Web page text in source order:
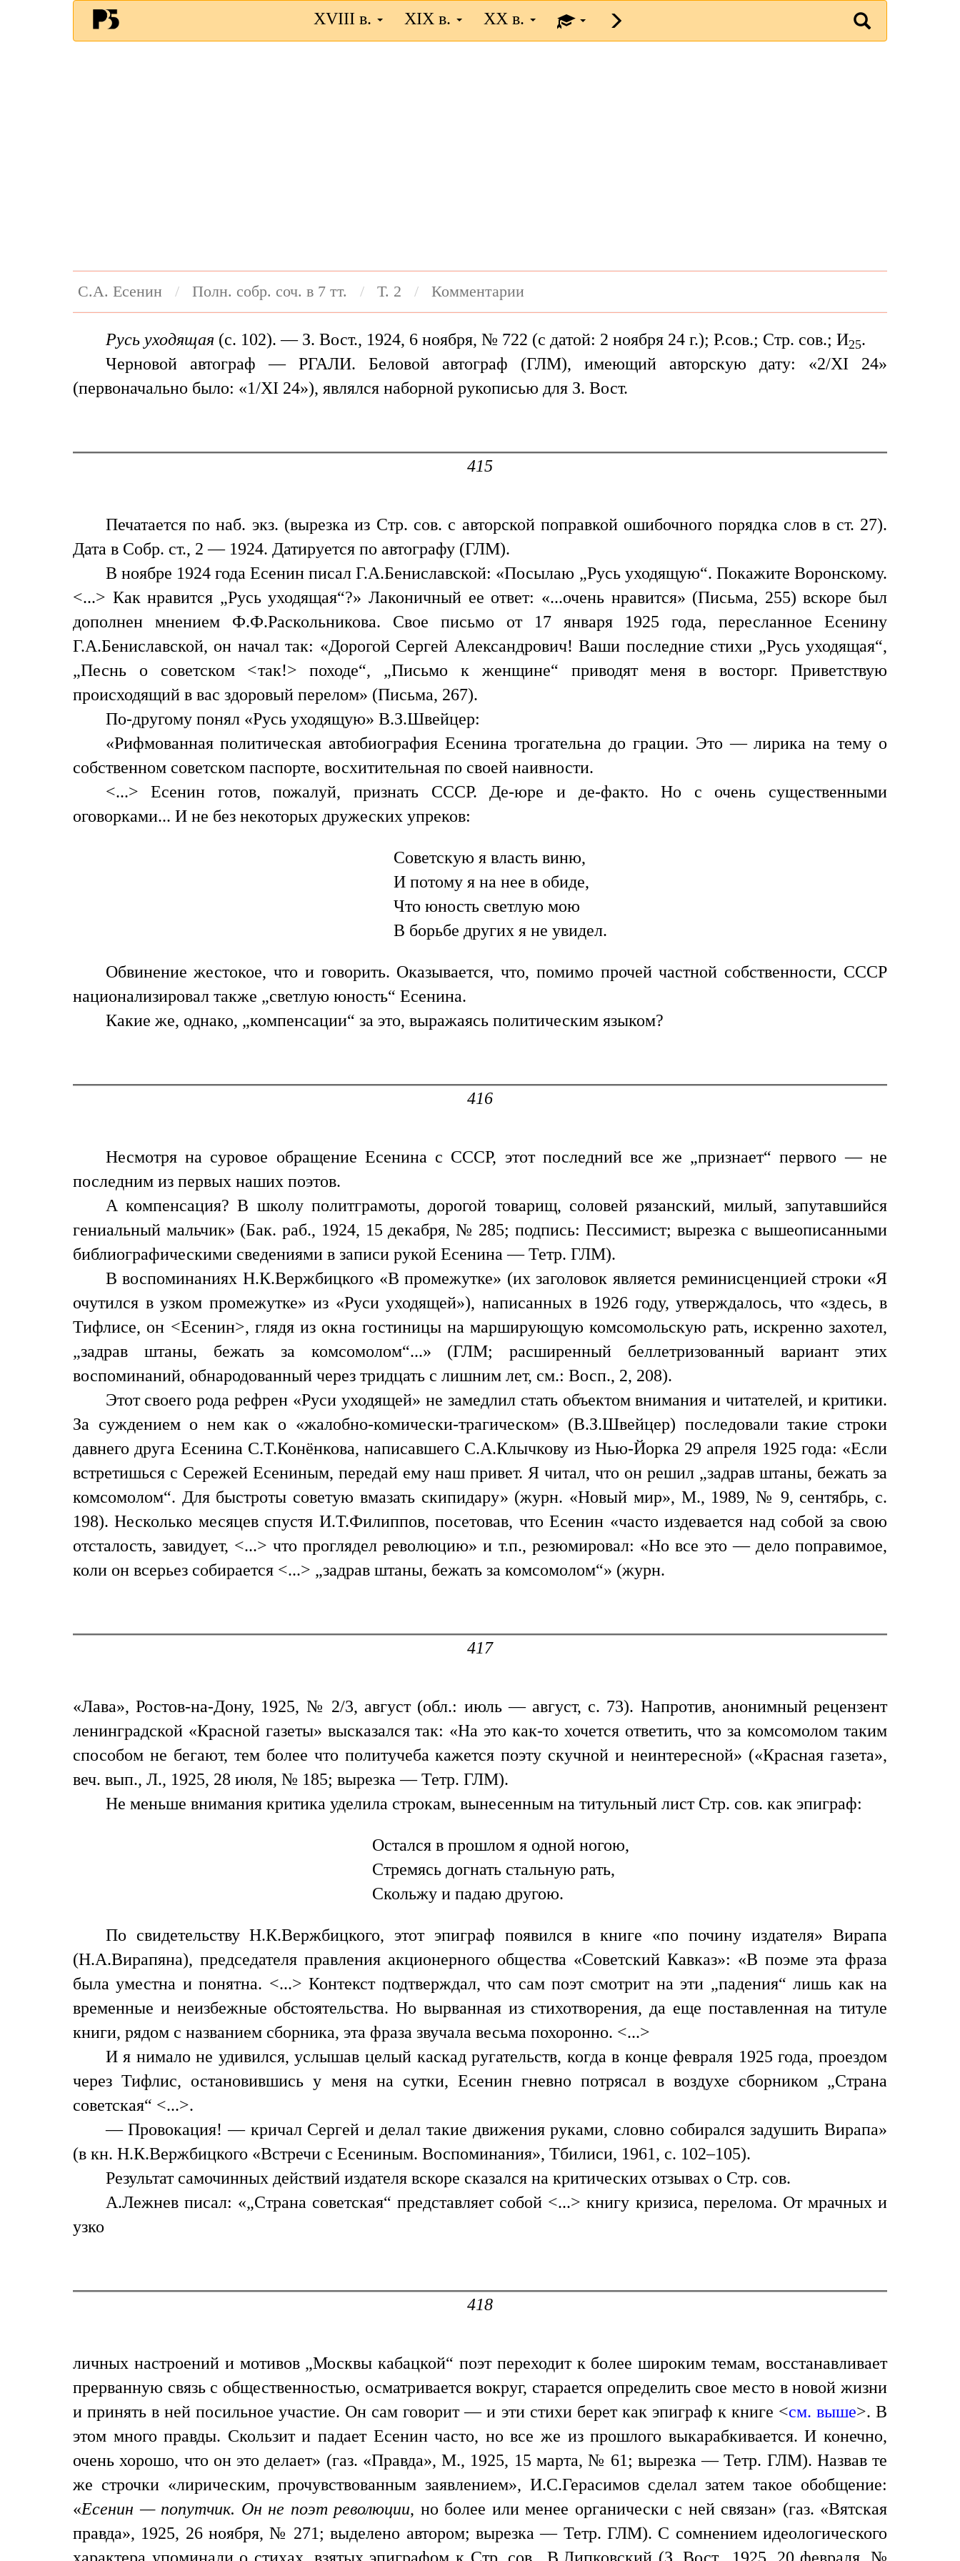
XVIII в. XIX в. XX в.
С.А. Есенин Полн. собр. соч. в 7 тт. Т. 2 Комментарии
Русь уходящая (с. 102). — З. Вост., 1924, 6 ноября, № 722 (с датой: 2 ноября 24 г.); Р.сов.; Стр. сов.; И25.
Черновой автограф — РГАЛИ. Беловой автограф (ГЛМ), имеющий авторскую дату: «2/XI 24»
(первоначально было: «1/XI 24»), являлся наборной рукописью для З. Вост.
415
Печатается по наб. экз. (вырезка из Стр. сов. с авторской поправкой ошибочного порядка слов в ст. 27).
Дата в Собр. ст., 2 — 1924. Датируется по автографу (ГЛМ).
В ноябре 1924 года Есенин писал Г.А.Бениславской: «Посылаю „Русь уходящую“. Покажите Воронскому.
<...> Как нравится „Русь уходящая“?» Лаконичный ее ответ: «...очень нравится» (Письма, 255) вскоре был
дополнен мнением Ф.Ф.Раскольникова. Свое письмо от 17 января 1925 года, пересланное Есенину
Г.А.Бениславской, он начал так: «Дорогой Сергей Александрович! Ваши последние стихи „Русь уходящая“,
„Песнь о советском <так!> походе“, „Письмо к женщине“ приводят меня в восторг. Приветствую
происходящий в вас здоровый перелом» (Письма, 267).
По-другому понял «Русь уходящую» В.З.Швейцер:
«Рифмованная политическая автобиография Есенина трогательна до грации. Это — лирика на тему о
собственном советском паспорте, восхитительная по своей наивности.
<...> Есенин готов, пожалуй, признать СССР. Де-юре и де-факто. Но с очень существенными
оговорками... И не без некоторых дружеских упреков:
Советскую я власть виню,
И потому я на нее в обиде,
Что юность светлую мою
В борьбе других я не увидел.
Обвинение жестокое, что и говорить. Оказывается, что, помимо прочей частной собственности, СССР
национализировал также „светлую юность“ Есенина.
Какие же, однако, „компенсации“ за это, выражаясь политическим языком?
416
Несмотря на суровое обращение Есенина с СССР, этот последний все же „признает“ первого — не
последним из первых наших поэтов.
А компенсация? В школу политграмоты, дорогой товарищ, соловей рязанский, милый, запутавшийся
гениальный мальчик» (Бак. раб., 1924, 15 декабря, № 285; подпись: Пессимист; вырезка с вышеописанными
библиографическими сведениями в записи рукой Есенина — Тетр. ГЛМ).
В воспоминаниях Н.К.Вержбицкого «В промежутке» (их заголовок является реминисценцией строки «Я
очутился в узком промежутке» из «Руси уходящей»), написанных в 1926 году, утверждалось, что «здесь, в
Тифлисе, он <Есенин>, глядя из окна гостиницы на марширующую комсомольскую рать, искренно захотел,
„задрав штаны, бежать за комсомолом“...» (ГЛМ; расширенный беллетризованный вариант этих
воспоминаний, обнародованный через тридцать с лишним лет, см.: Восп., 2, 208).
Этот своего рода рефрен «Руси уходящей» не замедлил стать объектом внимания и читателей, и критики.
За суждением о нем как о «жалобно-комически-трагическом» (В.З.Швейцер) последовали такие строки
давнего друга Есенина С.Т.Конёнкова, написавшего С.А.Клычкову из Нью-Йорка 29 апреля 1925 года: «Если
встретишься с Сережей Есениным, передай ему наш привет. Я читал, что он решил „задрав штаны, бежать за
комсомолом“. Для быстроты советую вмазать скипидару» (журн. «Новый мир», М., 1989, № 9, сентябрь, с.
198). Несколько месяцев спустя И.Т.Филиппов, посетовав, что Есенин «часто издевается над собой за свою
отсталость, завидует, <...> что проглядел революцию» и т.п., резюмировал: «Но все это — дело поправимое,
коли он всерьез собирается <...> „задрав штаны, бежать за комсомолом“» (журн.
417
«Лава», Ростов-на-Дону, 1925, № 2/3, август (обл.: июль — август, с. 73). Напротив, анонимный рецензент
ленинградской «Красной газеты» высказался так: «На это как-то хочется ответить, что за комсомолом таким
способом не бегают, тем более что политучеба кажется поэту скучной и неинтересной» («Красная газета»,
веч. вып., Л., 1925, 28 июля, № 185; вырезка — Тетр. ГЛМ).
Не меньше внимания критика уделила строкам, вынесенным на титульный лист Стр. сов. как эпиграф:
Остался в прошлом я одной ногою,
Стремясь догнать стальную рать,
Скольжу и падаю другою.
По свидетельству Н.К.Вержбицкого, этот эпиграф появился в книге «по почину издателя» Вирапа
(Н.А.Вирапяна), председателя правления акционерного общества «Советский Кавказ»: «В поэме эта фраза
была уместна и понятна. <...> Контекст подтверждал, что сам поэт смотрит на эти „падения“ лишь как на
временные и неизбежные обстоятельства. Но вырванная из стихотворения, да еще поставленная на титуле
книги, рядом с названием сборника, эта фраза звучала весьма похоронно. <...>
И я нимало не удивился, услышав целый каскад ругательств, когда в конце февраля 1925 года, проездом
через Тифлис, остановившись у меня на сутки, Есенин гневно потрясал в воздухе сборником „Страна
советская“ <...>.
— Провокация! — кричал Сергей и делал такие движения руками, словно собирался задушить Вирапа»
(в кн. Н.К.Вержбицкого «Встречи с Есениным. Воспоминания», Тбилиси, 1961, с. 102–105).
Результат самочинных действий издателя вскоре сказался на критических отзывах о Стр. сов.
А.Лежнев писал: «„Страна советская“ представляет собой <...> книгу кризиса, перелома. От мрачных и
узко
418
личных настроений и мотивов „Москвы кабацкой“ поэт переходит к более широким темам, восстанавливает
прерванную связь с общественностью, осматривается вокруг, старается определить свое место в новой жизни
и принять в ней посильное участие. Он сам говорит — и эти стихи берет как эпиграф к книге <см. выше>. В
этом много правды. Скользит и падает Есенин часто, но все же из прошлого выкарабкивается. И конечно,
очень хорошо, что он это делает» (газ. «Правда», М., 1925, 15 марта, № 61; вырезка — Тетр. ГЛМ). Назвав те
же строчки «лирическим, прочувствованным заявлением», И.С.Герасимов сделал затем такое обобщение:
«Есенин — попутчик. Он не поэт революции, но более или менее органически с ней связан» (газ. «Вятская
правда», 1925, 26 ноября, № 271; выделено автором; вырезка — Тетр. ГЛМ). С сомнением идеологического